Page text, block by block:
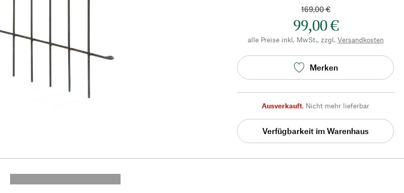
169,00 €
99,00 €
alle Preise inkl. MwSt., zzgl. Versandkosten
Merken
Ausverkauft, Nicht mehr lieferbar
Verfügbarkeit im Warenhaus